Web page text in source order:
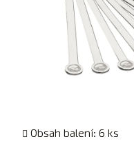
Obsah balení: 6 ks